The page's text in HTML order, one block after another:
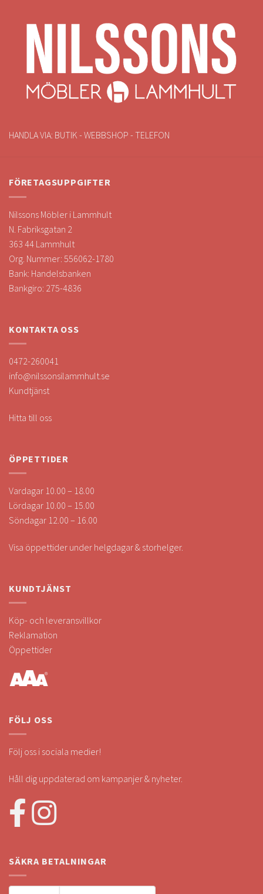
HANDLA VIA: BUTIK - WEBBSHOP - TELEFON
FÖRETAGSUPPGIFTER
Nilssons Möbler i Lammhult
N. Fabriksgatan 2
363 44 Lammhult
Org. Nummer: 556062-1780
Bank: Handelsbanken
Bankgiro: 275-4836
KONTAKTA OSS
0472-260041
info@nilssonsilammhult.se
Kundtjänst
Hitta till oss
ÖPPETTIDER
Vardagar 10.00 – 18.00
Lördagar 10.00 – 15.00
Söndagar 12.00 – 16.00
Visa öppettider under helgdagar & storhelger.
KUNDTJÄNST
Köp- och leveransvillkor
Reklamation
Öppettider
FÖLJ OSS
Följ oss i sociala medier!
Håll dig uppdaterad om kampanjer & nyheter.
SÄKRA BETALNINGAR